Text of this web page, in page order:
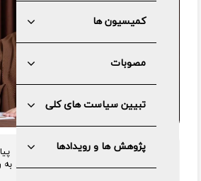
کمیسیون ها
مصوبات
تبیین سیاست های کلی
پژوهش ها و رویدادها
آیت الله صادق آملی لاریجانی در
حجت‌الاسلام و المسلمین محسنی اژه‌ای